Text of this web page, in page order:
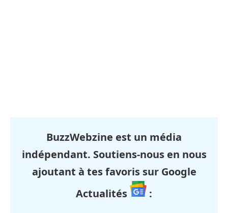
BuzzWebzine est un média
indépendant. Soutiens-nous en nous
ajoutant à tes favoris sur Google
Actualités
: